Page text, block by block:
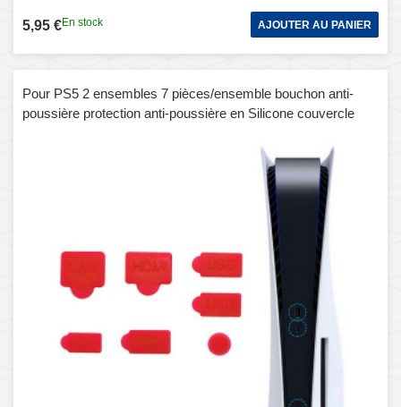
5,95 €En stock AJOUTER AU PANIER
Pour PS5 2 ensembles 7 pièces/ensemble bouchon anti-
poussière protection anti-poussière en Silicone couvercle